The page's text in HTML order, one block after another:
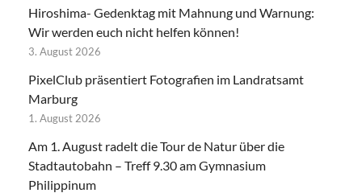
Hiroshima- Gedenktag mit Mahnung und Warnung:
Wir werden euch nicht helfen können!
3. August 2026
PixelClub präsentiert Fotografien im Landratsamt
Marburg
1. August 2026
Am 1. August radelt die Tour de Natur über die
Stadtautobahn – Treff 9.30 am Gymnasium
Philippinum